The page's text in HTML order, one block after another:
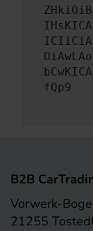
fQp9
B2B
Vorwerk-
21255